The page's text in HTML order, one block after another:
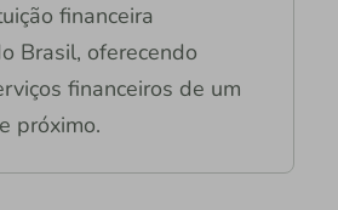
financeira
Brasil, oferecendo
financeiros de um
próximo.